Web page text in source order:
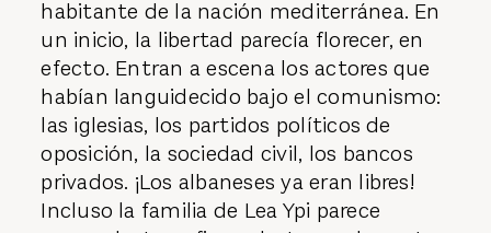
habitante de la nación mediterránea. En
un inicio, la libertad parecía florecer, en
efecto. Entran a escena los actores que
habían languidecido bajo el comunismo:
las iglesias, los partidos políticos de
oposición, la sociedad civil, los bancos
privados. ¡Los albaneses ya eran libres!
Incluso la familia de Lea Ypi parece